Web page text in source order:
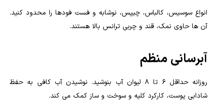
انواع سوسیس، کالباس، چیپس، نوشابه و فست فودها را محدود کنید.
آن ها حاوی نمک، قند و چربی ترانس بالا هستند.
آبرسانی منظم
روزانه حداقل ۶ تا ۸ لیوان آب بنوشید. نوشیدن آب کافی به حفظ
شادابی پوست، کارکرد کلیه و سوخت و ساز کمک می کند.